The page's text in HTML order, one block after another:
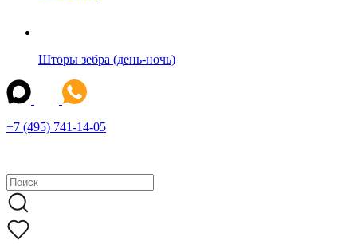
Шторы зебра (день-ночь)
+7 (495) 741-14-05